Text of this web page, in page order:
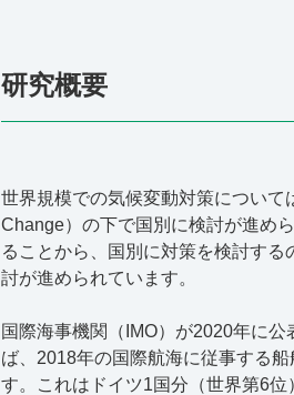
研究概要
世界規模での気候変動対策につい
Change）の下で国別に検討が進め
ることから、国別に対策を検討す
討が進められています。
国際海事機関（IMO）が2020年に
ば、2018年の国際航海に従事する
す。これはドイツ1国分（世界第6